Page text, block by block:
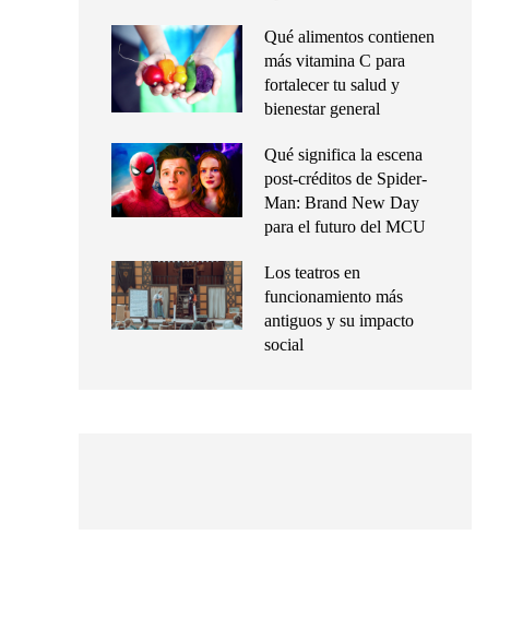
Qué alimentos contienen
más vitamina C para
fortalecer tu salud y
bienestar general
Qué significa la escena
post-créditos de Spider-
Man: Brand New Day
para el futuro del MCU
Los teatros en
funcionamiento más
antiguos y su impacto
social